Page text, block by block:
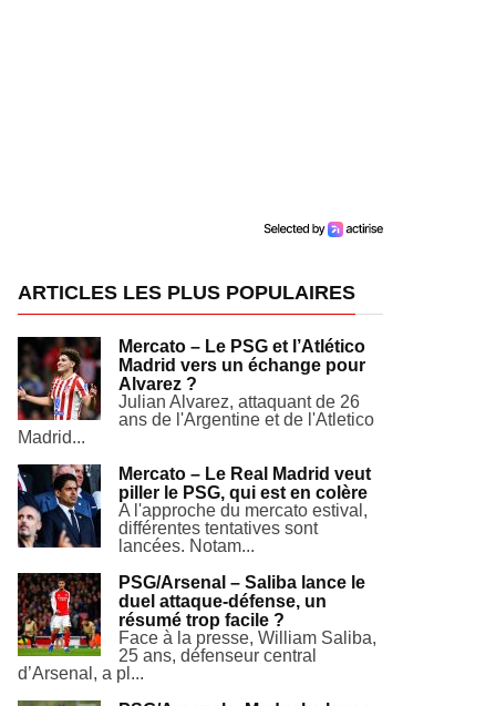
ARTICLES LES PLUS POPULAIRES
Mercato – Le PSG et l’Atlético
Madrid vers un échange pour
Alvarez ?
Julian Alvarez, attaquant de 26
ans de l'Argentine et de l'Atletico
Madrid...
Mercato – Le Real Madrid veut
piller le PSG, qui est en colère
A l'approche du mercato estival,
différentes tentatives sont
lancées. Notam...
PSG/Arsenal – Saliba lance le
duel attaque-défense, un
résumé trop facile ?
Face à la presse, William Saliba,
25 ans, défenseur central
d’Arsenal, a pl...